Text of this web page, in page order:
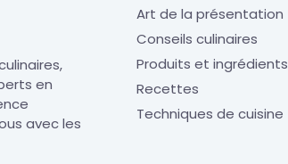
en
avec les
Art de la présentation
Conseils culinaires
Produits et ingrédients
Recettes
Techniques de cuisine